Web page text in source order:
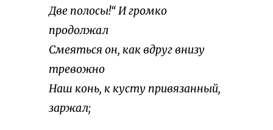
Две полосы!“ И громко
продолжал
Смеяться он, как вдруг внизу
тревожно
Наш конь, к кусту привязанный,
заржал;